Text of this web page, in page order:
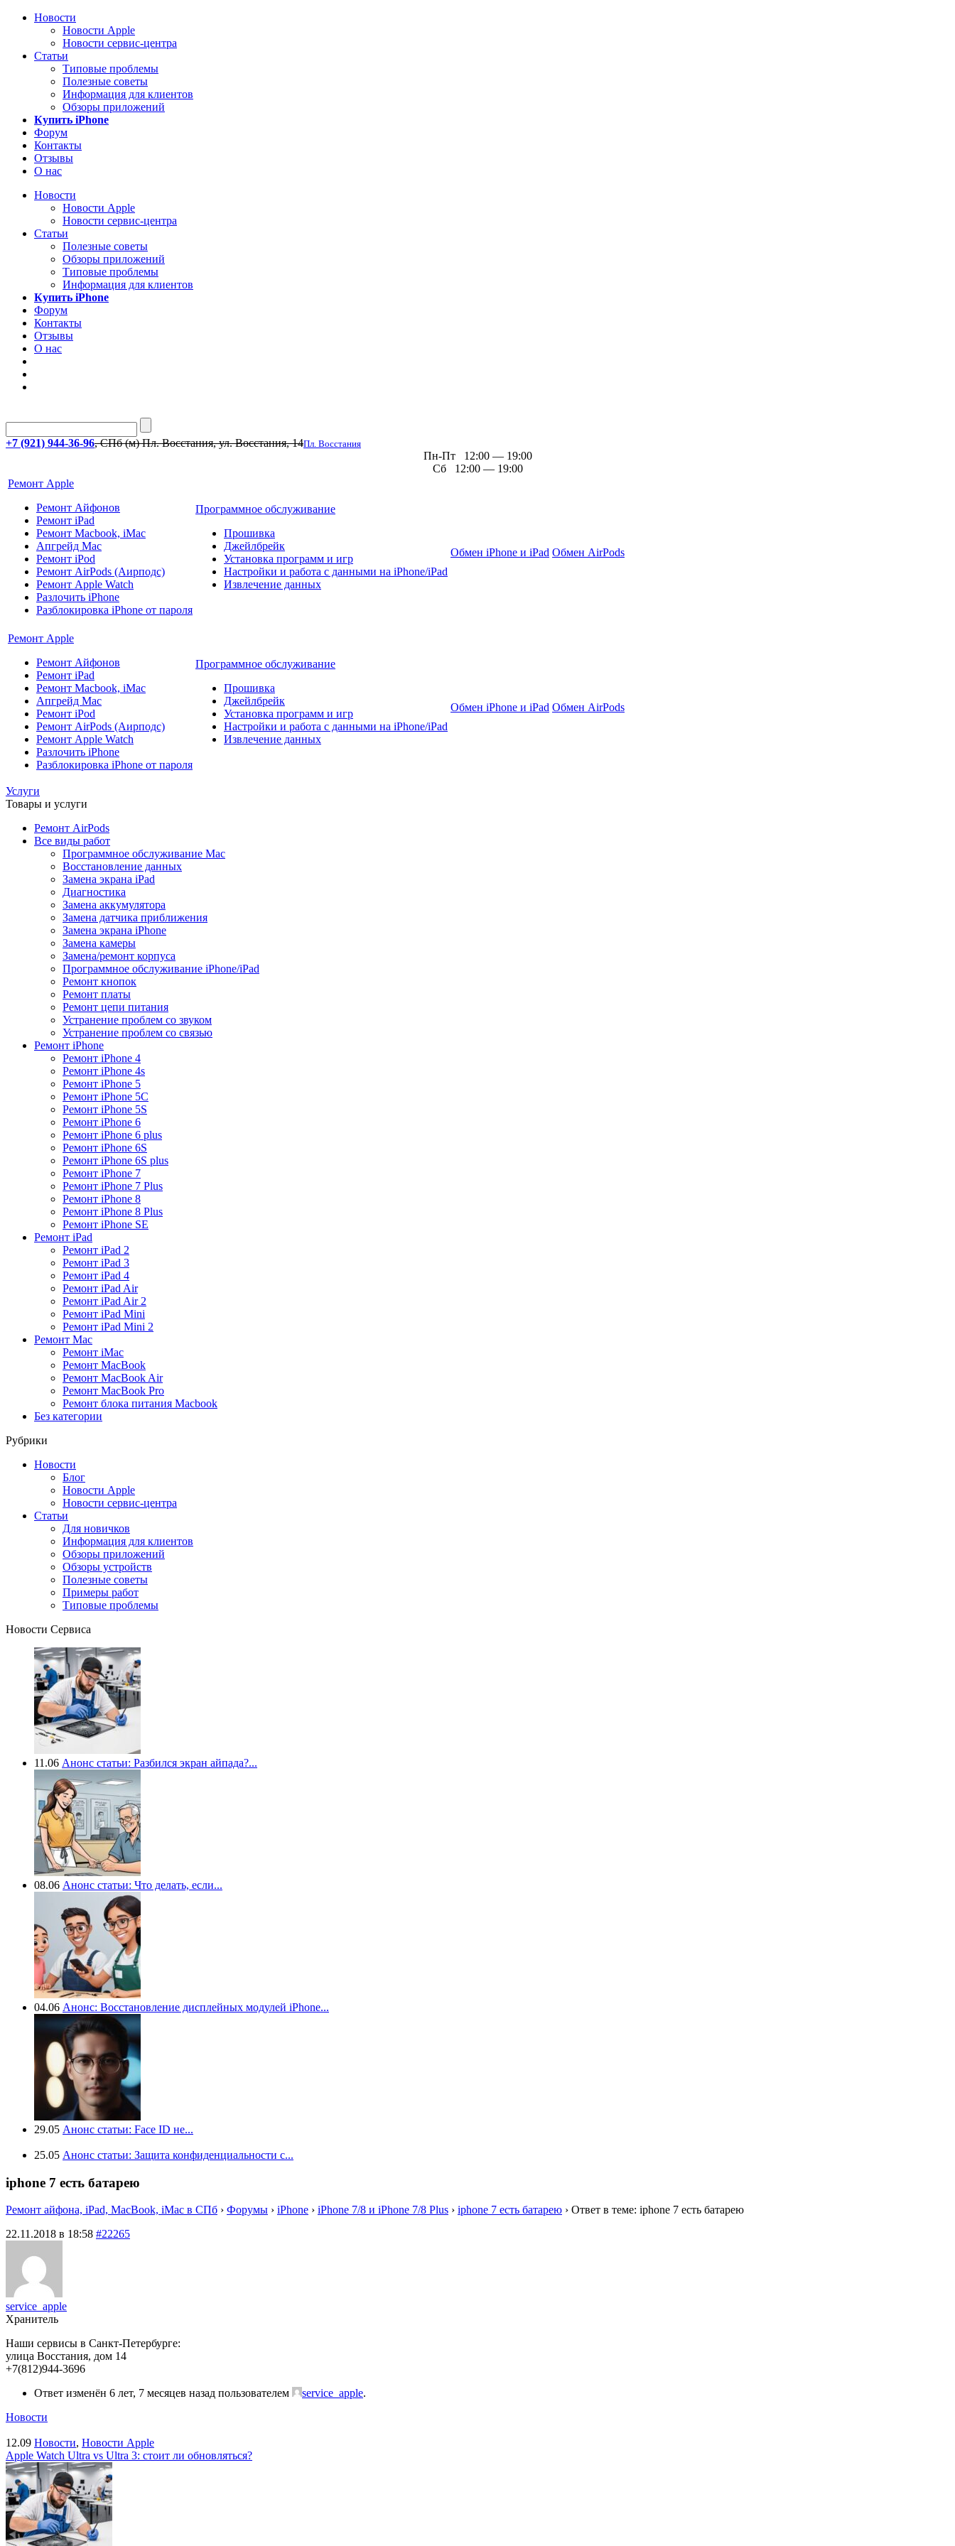
Новости
Новости Apple
Новости сервис-центра
Статьи
Типовые проблемы
Полезные советы
Информация для клиентов
Обзоры приложений
Купить iPhone
Форум
Контакты
Отзывы
О нас
Новости
Новости Apple
Новости сервис-центра
Статьи
Полезные советы
Обзоры приложений
Типовые проблемы
Информация для клиентов
Купить iPhone
Форум
Контакты
Отзывы
О нас
+7 (921) 944-36-96, СПб (м) Пл. Восстания, ул. Восстания, 14Пл. Восстания
Пн-Пт 12:00 — 19:00
Сб 12:00 — 19:00
Ремонт Apple
Ремонт Айфонов
Ремонт iPad
Ремонт Macbook, iMac
Апгрейд Mac
Ремонт iPod
Ремонт AirPods (Аирподс)
Ремонт Apple Watch
Разлочить iPhone
Разблокировка iPhone от пароля
Программное обслуживание
Прошивка
Джейлбрейк
Установка программ и игр
Настройки и работа с данными на iPhone/iPad
Извлечение данных
Обмен iPhone и iPad Обмен AirPods
Ремонт Apple
Ремонт Айфонов
Ремонт iPad
Ремонт Macbook, iMac
Апгрейд Mac
Ремонт iPod
Ремонт AirPods (Аирподс)
Ремонт Apple Watch
Разлочить iPhone
Разблокировка iPhone от пароля
Программное обслуживание
Прошивка
Джейлбрейк
Установка программ и игр
Настройки и работа с данными на iPhone/iPad
Извлечение данных
Обмен iPhone и iPad Обмен AirPods
Услуги
Товары и услуги
Ремонт AirPods
Все виды работ
Программное обслуживание Mac
Восстановление данных
Замена экрана iPad
Диагностика
Замена аккумулятора
Замена датчика приближения
Замена экрана iPhone
Замена камеры
Замена/ремонт корпуса
Программное обслуживание iPhone/iPad
Ремонт кнопок
Ремонт платы
Ремонт цепи питания
Устранение проблем со звуком
Устранение проблем со связью
Ремонт iPhone
Ремонт iPhone 4
Ремонт iPhone 4s
Ремонт iPhone 5
Ремонт iPhone 5C
Ремонт iPhone 5S
Ремонт iPhone 6
Ремонт iPhone 6 plus
Ремонт iPhone 6S
Ремонт iPhone 6S plus
Ремонт iPhone 7
Ремонт iPhone 7 Plus
Ремонт iPhone 8
Ремонт iPhone 8 Plus
Ремонт iPhone SE
Ремонт iPad
Ремонт iPad 2
Ремонт iPad 3
Ремонт iPad 4
Ремонт iPad Air
Ремонт iPad Air 2
Ремонт iPad Mini
Ремонт iPad Mini 2
Ремонт Mac
Ремонт iMac
Ремонт MacBook
Ремонт MacBook Air
Ремонт MacBook Pro
Ремонт блока питания Macbook
Без категории
Рубрики
Новости
Блог
Новости Apple
Новости сервис-центра
Статьи
Для новичков
Информация для клиентов
Обзоры приложений
Обзоры устройств
Полезные советы
Примеры работ
Типовые проблемы
Новости Сервиса
11.06 Анонс статьи: Разбился экран айпада?...
08.06 Анонс статьи: Что делать, если...
04.06 Анонс: Восстановление дисплейных модулей iPhone...
29.05 Анонс статьи: Face ID не...
25.05 Анонс статьи: Защита конфиденциальности с...
iphone 7 есть батарею
Ремонт айфона, iPad, MacBook, iMac в СПб › Форумы › iPhone › iPhone 7/8 и iPhone 7/8 Plus › iphone 7 есть батарею › Ответ в теме: iphone 7 есть батарею
22.11.2018 в 18:58 #22265
service_apple
Хранитель
Наши сервисы в Санкт-Петербурге:
улица Восстания, дом 14
+7(812)944-3696
Ответ изменён 6 лет, 7 месяцев назад пользователем
service_apple.
Новости
12.09 Новости, Новости Apple
Apple Watch Ultra vs Ultra 3: стоит ли обновляться?